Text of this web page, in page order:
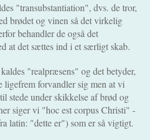
"transubstantiation", dvs. de tror,
brødet og vinen så det virkelig
behandler de også det
at det sættes ind i et særligt skab.
"realpræsens" og det betyder,
ligefrem forvandler sig men at vi
stede under skikkelse af brød og
siger vi "hoc est corpus Christi" -
latin: "dette er") som er så vigtigt.